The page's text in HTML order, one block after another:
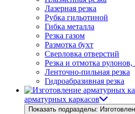
Лазерная резка
Рубка гильотиной
Гибка металла
Резка газом
Размотка бухт
Сверловка отверстий
Резка и отмотка
Ленточно-пильная резка
Гидроабразивная резка
арматурных каркасов
Показать подразделы: